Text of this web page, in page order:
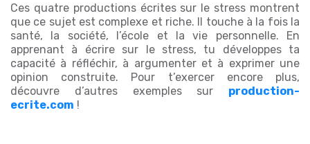
Ces quatre productions écrites sur le stress montrent
que ce sujet est complexe et riche. Il touche à la fois la
santé, la société, l’école et la vie personnelle. En
apprenant à écrire sur le stress, tu développes ta
capacité à réfléchir, à argumenter et à exprimer une
opinion construite. Pour t’exercer encore plus,
découvre d’autres exemples sur production-
ecrite.com !